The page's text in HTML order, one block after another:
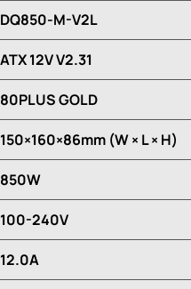
DQ850-M-V2L
ATX 12V V2.31
80PLUS GOLD
150×160×86mm (W × L × H)
850W
100-240V
12.0A